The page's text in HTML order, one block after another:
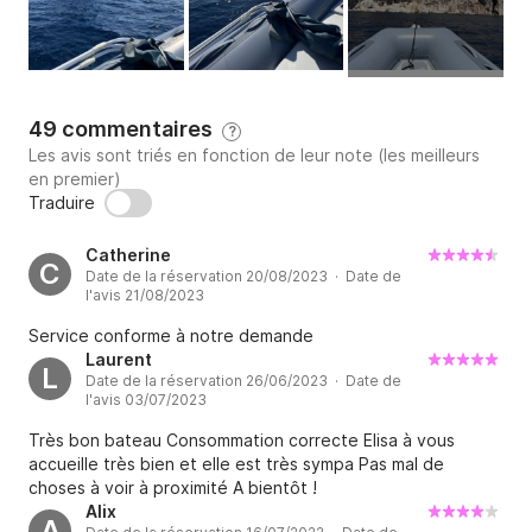
secrètes.
Service de skipper (sur appel) : Aucun permis n'est
Si vous le souhaitez, nous pouvons faire appel à un
skipper professionnel indépendant pour votre
Boissons et en-cas (disponibles au Rock & Beach
Horaires de location (variables selon la saison) :
Juin-Juillet-Août : 9h30 - 18h00
49 commentaires ?
Les avis sont triés en fonction de leur note (les meilleurs
en premier)
Traduire
C
Catherine
Date de la réservation 20/08/2023 · Date de
l'avis 21/08/2023
Service conforme à notre demande
L
Laurent
Date de la réservation 26/06/2023 · Date de
l'avis 03/07/2023
Très bon bateau Consommation correcte Elisa à vous
accueille très bien et elle est très sympa Pas mal de
choses à voir à proximité A bientôt !
Alix